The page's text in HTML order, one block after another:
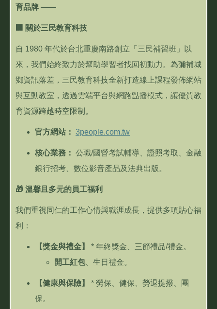
育品牌 ——
關於三民教育科技
自 1980 年代於台北重慶南路創立「三民補習班」以
來，我們始終致力於幫助學習者找回初動力。為彌補城
鄉資訊落差，三民教育科技全新打造線上課程發佈網站
與互動教室，透過雲端平台與網路點播模式，讓優質教
育資源跨越時空限制。
官方網站： 3people.com.tw
核心業務： 公職/國營考試輔導、證照考取、金融
銀行招考、數位影音產品及法典出版。
🎁 溫馨且多元的員工福利
我們重視同仁的工作心情與職涯成長，提供多項貼心福
利：
【獎金與禮金】 * 年終獎金、三節禮品/禮金。
開工紅包、生日禮金。
【健康與保險】 * 勞保、健保、勞退提撥、團
保。